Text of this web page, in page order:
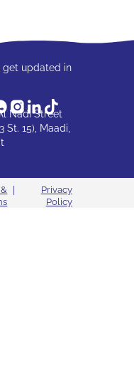
get updated in
Nadi Street
St. 15), Maadi,
Privacy
Policy